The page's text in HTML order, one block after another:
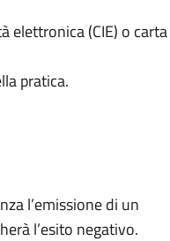
elettronica (CIE) o carta
pratica.
l’emissione di un
l’esito negativo.